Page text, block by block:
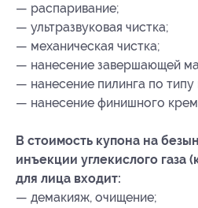
— распаривание;
— ультразвуковая чистка;
— механическая чистка;
— нанесение завершающей
— нанесение пилинга по типу
— нанесение финишного
В стоимость купона на
инъекции углекислого газа
для лица входит:
— демакияж, очищение;